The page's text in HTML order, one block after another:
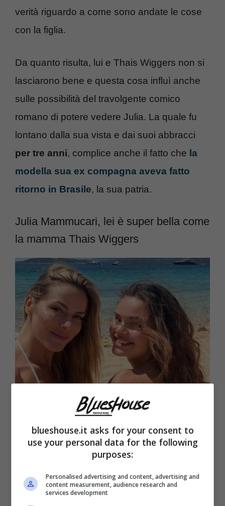
verità riguardo a come sono andate le cose
con la figlia.
Da quanto risulta, lui e Thais Wiggers non si
lasciarono bene e questa cosa influì anche
sulle possibilità del travolgente comico
romano di potere vedere Julia. La quale fu
lontano dalla sua vista e dai suoi abbracci
per tre anni, complice anche il fatto che la
modella sua ex compagna aveva fatto
ritorno in Brasile, la sua patria.
Julia Mammucari, lei è super bella come
la mamma Thais Wiggers
blueshouse.it asks for your consent to
use your personal data for the following
purposes:
Personalised advertising and content, advertising and
content measurement, audience research and
services development